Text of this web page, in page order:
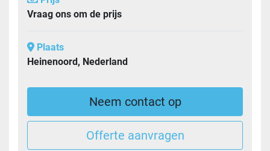
Vraag ons om de prijs
Plaats
Heinenoord, Nederland
Neem contact op
Offerte aanvragen